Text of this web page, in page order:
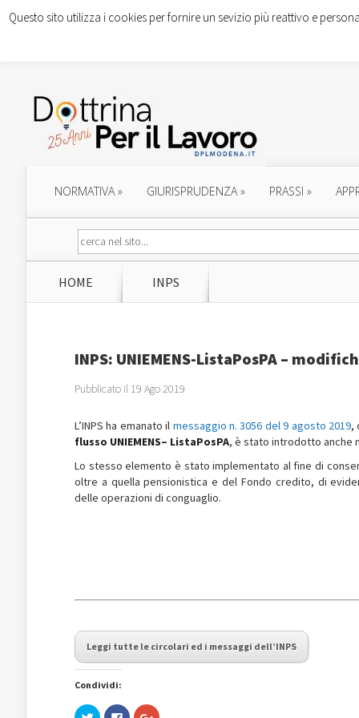
NORMATIVA» GIURISPRUDENZA» PRASSI »
HOME INPS
INPS: UNIEMENS-ListaPosPA –
Pubblicato il 19 Ago 2019
L’INPS ha emanato il messaggio n. 3056 del 9 agosto 2019,
flusso UNIEMENS– ListaPosPA, è stato introdotto anche
Lo stesso elemento è stato implementato al fine di
oltre a quella pensionistica e del Fondo credito, di
delle operazioni di conguaglio.
Leggi tutte le circolari ed i messaggi dell’INPS
Condividi:
Fai Fai Fai
Questo sito utilizza i cookies per fornire un sevizio più reattivo e